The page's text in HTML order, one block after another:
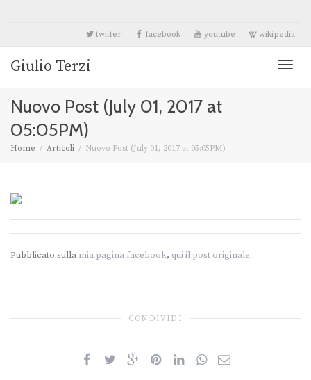
twitter facebook youtube wikipedia
Giulio Terzi
Nuovo Post (July 01, 2017 at
05:05PM)
Home Articoli Nuovo Post (July 01, 2017 at 05:05PM)
Pubblicato sulla mia pagina facebook, qui il post originale.
CONDIVIDI